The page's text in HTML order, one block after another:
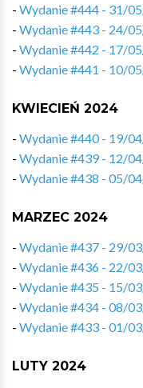
- Wydanie #444 - 31/
- Wydanie #443 - 24/
- Wydanie #442 - 17/
- Wydanie #441 - 10/
KWIECIEŃ 2024
- Wydanie #440 - 19/
- Wydanie #439 - 12/
- Wydanie #438 - 05/
MARZEC 2024
- Wydanie #437 - 29/
- Wydanie #436 - 22/
- Wydanie #435 - 15/
- Wydanie #434 - 08/
- Wydanie #433 - 01/
LUTY 2024